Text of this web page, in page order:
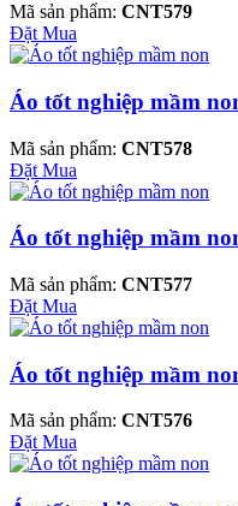
Mã sản phẩm: CNT579
Đặt Mua
Áo tốt nghiệp mầm
Mã sản phẩm: CNT578
Đặt Mua
Áo tốt nghiệp mầm
Mã sản phẩm: CNT577
Đặt Mua
Áo tốt nghiệp mầm
Mã sản phẩm: CNT576
Đặt Mua